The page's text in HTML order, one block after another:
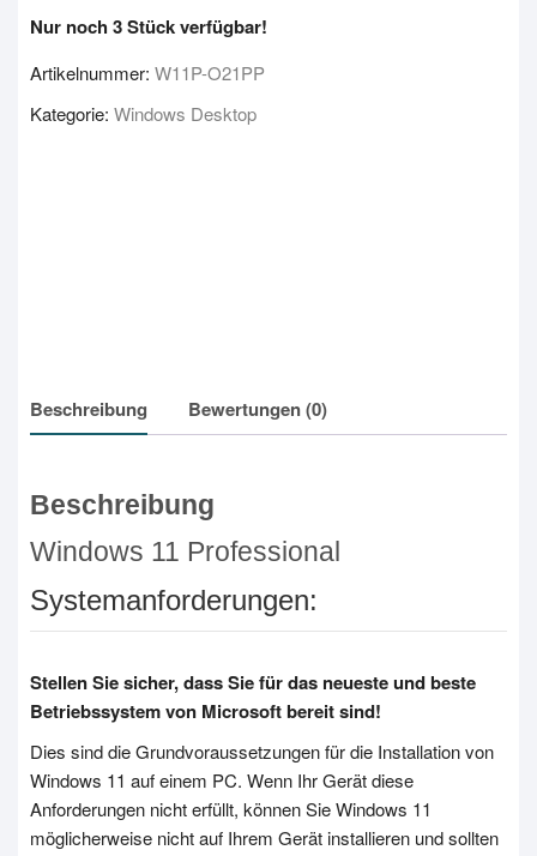
Nur noch 3 Stück verfügbar!
Artikelnummer: W11P-O21PP
Kategorie: Windows Desktop
Beschreibung Bewertungen (0)
Beschreibung
Windows 11 Professional
Systemanforderungen:
Stellen Sie sicher, dass Sie für das neueste und beste
Betriebssystem von Microsoft bereit sind!
Dies sind die Grundvoraussetzungen für die Installation von
Windows 11 auf einem PC. Wenn Ihr Gerät diese
Anforderungen nicht erfüllt, können Sie Windows 11
möglicherweise nicht auf Ihrem Gerät installieren und sollten